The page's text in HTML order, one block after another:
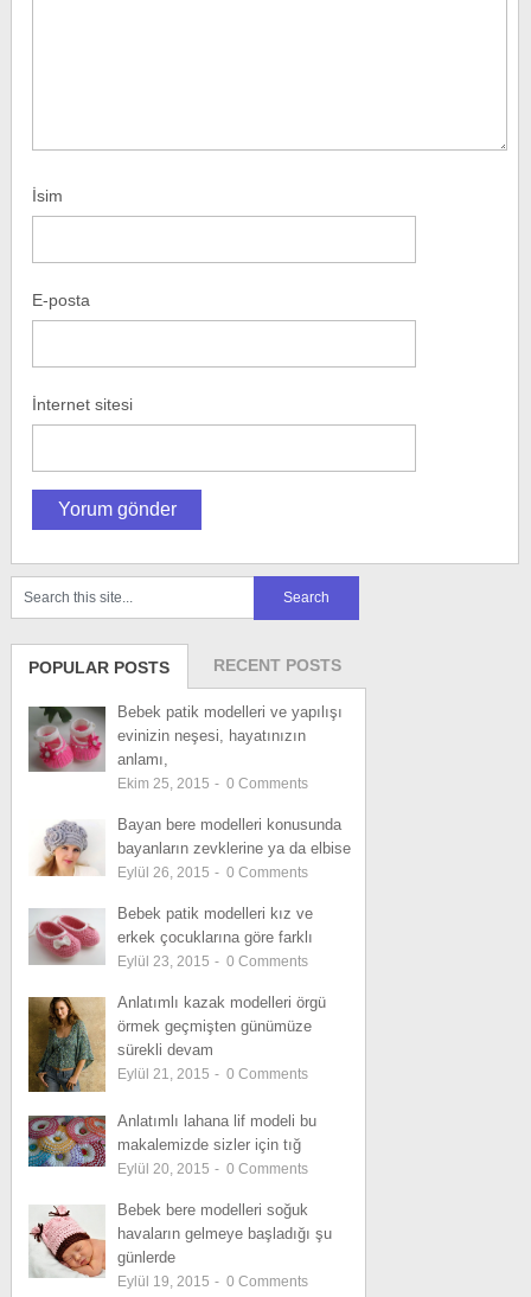
İsim
E-posta
İnternet sitesi
POPULAR POSTS RECENT POSTS
Bebek patik modelleri ve yapılışı
evinizin neşesi, hayatınızın
anlamı,
Ekim 25, 2015 - 0 Comments
Bayan bere modelleri konusunda
bayanların zevklerine ya da elbise
Eylül 26, 2015 - 0 Comments
Bebek patik modelleri kız ve
erkek çocuklarına göre farklı
Eylül 23, 2015 - 0 Comments
Anlatımlı kazak modelleri örgü
örmek geçmişten günümüze
sürekli devam
Eylül 21, 2015 - 0 Comments
Anlatımlı lahana lif modeli bu
makalemizde sizler için tığ
Eylül 20, 2015 - 0 Comments
Bebek bere modelleri soğuk
havaların gelmeye başladığı şu
günlerde
Eylül 19, 2015 - 0 Comments